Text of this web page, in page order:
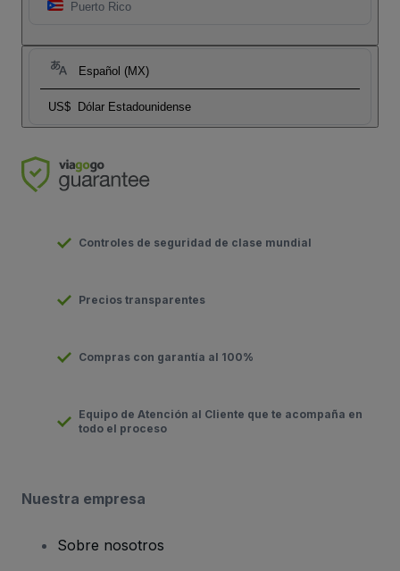
Puerto Rico
Español (MX)
US$ Dólar Estadounidense
Controles de seguridad de clase mundial
Precios transparentes
Compras con garantía al 100%
Equipo de Atención al Cliente que te acompaña en
todo el proceso
Nuestra empresa
Sobre nosotros